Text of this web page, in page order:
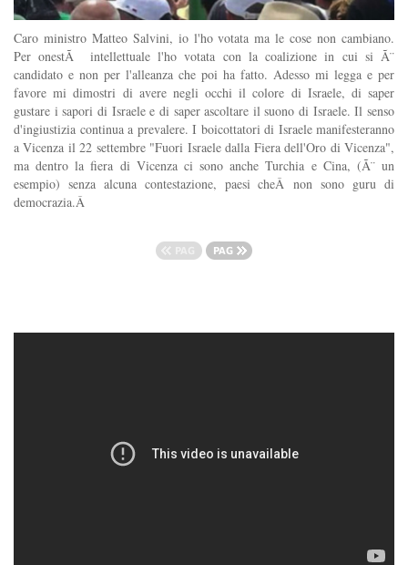
Caro ministro Matteo Salvini, io l'ho votata ma le cose non cambiano.
Per onestÃ intellettuale l'ho votata con la coalizione in cui si Ã¨
candidato e non per l'alleanza che poi ha fatto. Adesso mi legga e per
favore mi dimostri di avere negli occhi il colore di Israele, di saper
gustare i sapori di Israele e di saper ascoltare il suono di Israele. Il senso
d'ingiustizia continua a prevalere. I boicottatori di Israele manifesteranno
a Vicenza il 22 settembre "Fuori Israele dalla Fiera dell'Oro di Vicenza",
ma dentro la fiera di Vicenza ci sono anche Turchia e Cina, (Ã¨ un
esempio) senza alcuna contestazione, paesi cheÂ non sono guru di
democrazia.Â